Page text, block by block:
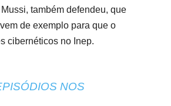
também defendeu, que
de exemplo para que o
cibernéticos no Inep.
NOS